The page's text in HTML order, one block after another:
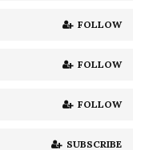
H
FOLLOW
FOLLOW
FOLLOW
SUBSCRIBE